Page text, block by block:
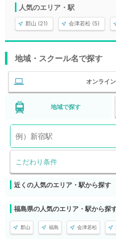
人気のエリア・駅
郡山 (21) 会津若松 (5)
地域・スクール名で探す
オンライ
地域で探す
こだわり条件
近くの人気のエリア・駅から探す
福島県の人気のエリア・駅から探
郡山 福島 会津若松